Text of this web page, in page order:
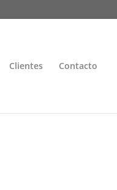
Clientes Contacto